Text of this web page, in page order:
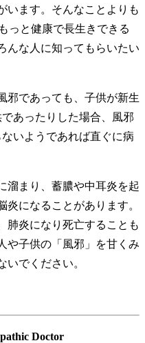
います。そんなことよりも
っと健康で長生きできる
んな人に知ってもらいたい
であっても、子供が新生
あったりした場合、風邪
いようであれば直ぐに病
まり、蓄膿や中耳炎を起
炎になることがあります。
肺炎になり死亡することも
や子供の「風邪」を甘くみ
いでください。
Doctor